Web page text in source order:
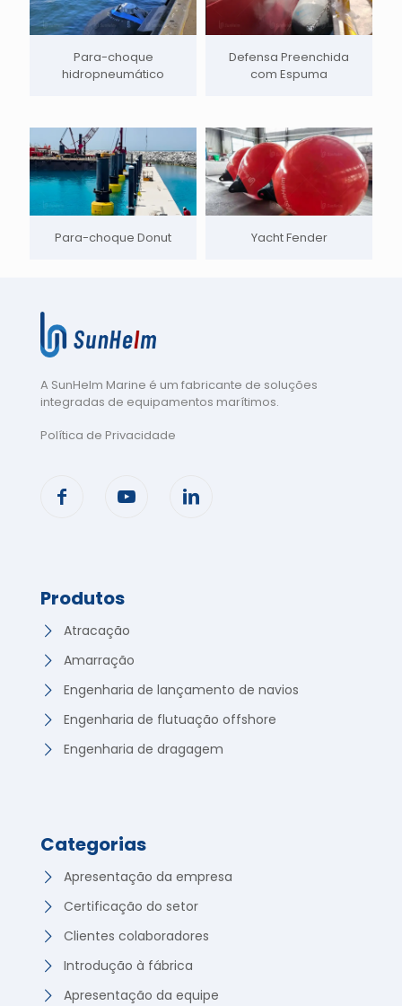
Para-choque
hidropneumático
Defensa Preenchida
com Espuma
Para-choque Donut Yacht Fender
A SunHelm Marine é um fabricante de soluções
integradas de equipamentos marítimos.
Política de Privacidade
Produtos
Atracação
Amarração
Engenharia de lançamento de navios
Engenharia de flutuação offshore
Engenharia de dragagem
Categorias
Apresentação da empresa
Certificação do setor
Clientes colaboradores
Introdução à fábrica
Apresentação da equipe